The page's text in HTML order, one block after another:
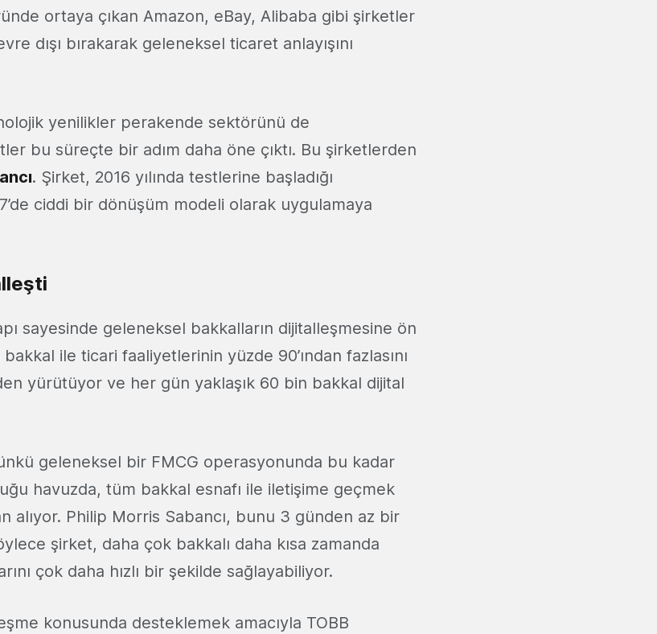
ortaya çıkan Amazon, eBay, Alibaba gibi şirketler
dışı bırakarak geleneksel ticaret anlayışını
yenilikler perakende sektörünü de
bu süreçte bir adım daha öne çıktı. Bu şirketlerden
. Şirket, 2016 yılında testlerine başladığı
ciddi bir dönüşüm modeli olarak uygulamaya
sayesinde geleneksel bakkalların dijitalleşmesine ön
ile ticari faaliyetlerinin yüzde 90’ından fazlasını
yürütüyor ve her gün yaklaşık 60 bin bakkal dijital
geleneksel bir FMCG operasyonunda bu kadar
havuzda, tüm bakkal esnafı ile iletişime geçmek
alıyor. Philip Morris Sabancı, bunu 3 günden az bir
şirket, daha çok bakkalı daha kısa zamanda
çok daha hızlı bir şekilde sağlayabiliyor.
konusunda desteklemek amacıyla TOBB